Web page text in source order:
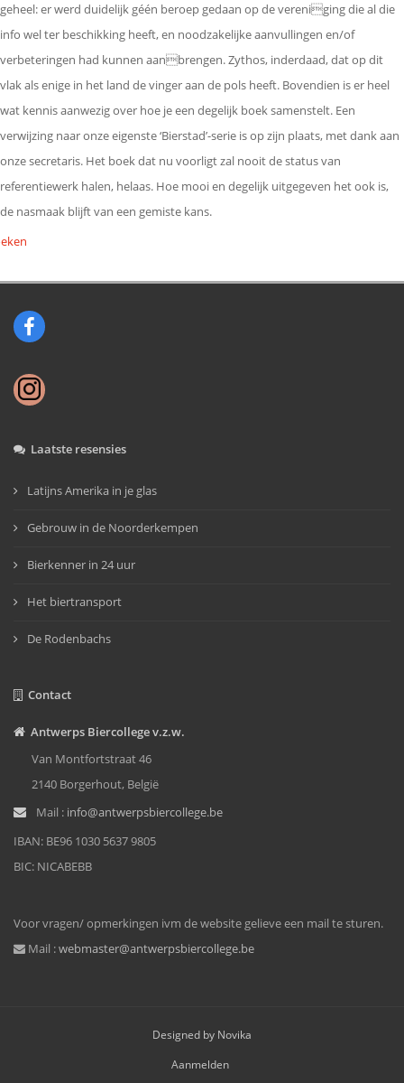
geheel: er werd duidelijk géén beroep gedaan op de vereniging die al die
info wel ter beschikking heeft, en noodzakelijke aanvullingen en/of
verbeteringen had kunnen aanbrengen. Zythos, inderdaad, dat op dit
vlak als enige in het land de vinger aan de pols heeft. Bovendien is er heel
wat kennis aanwezig over hoe je een degelijk boek samenstelt. Een
verwijzing naar onze eigenste ‘Bierstad’-serie is op zijn plaats, met dank aan
onze secretaris. Het boek dat nu voorligt zal nooit de status van
referentiewerk halen, helaas. Hoe mooi en degelijk uitgegeven het ook is,
de nasmaak blijft van een gemiste kans.
Laatste resensies
Latijns Amerika in je glas
Gebrouw in de Noorderkempen
Bierkenner in 24 uur
Het biertransport
De Rodenbachs
Contact
Antwerps Biercollege v.z.w.
Van Montfortstraat 46
2140 Borgerhout, België
Mail : info@antwerpsbiercollege.be
IBAN: BE96 1030 5637 9805
BIC: NICABEBB
Voor vragen/ opmerkingen ivm de website gelieve een mail te sturen.
Mail :webmaster@antwerpsbiercollege.be
Designed by Novika
Aanmelden